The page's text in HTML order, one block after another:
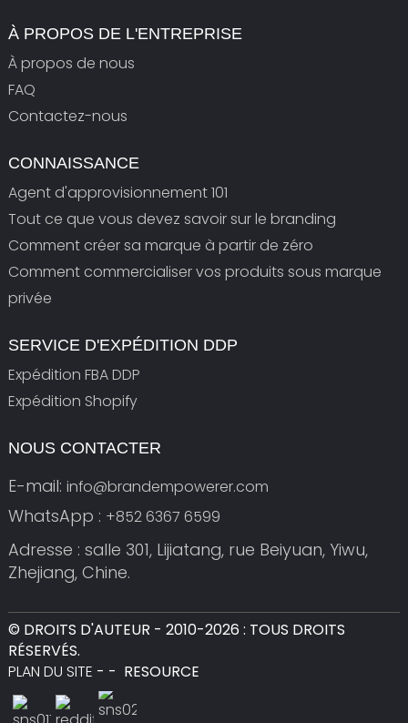
À PROPOS DE L'ENTREPRISE
À propos de nous
FAQ
Contactez-nous
CONNAISSANCE
Agent d'approvisionnement 101
Tout ce que vous devez savoir sur le branding
Comment créer sa marque à partir de zéro
Comment commercialiser vos produits sous marque
privée
SERVICE D'EXPÉDITION DDP
Expédition FBA DDP
Expédition Shopify
NOUS CONTACTER
E-mail: info@brandempowerer.com
WhatsApp : +852 6367 6599
Adresse : salle 301, Lijiatang, rue Beiyuan, Yiwu,
Zhejiang, Chine.
© DROITS D'AUTEUR - 2010-2026 : TOUS DROITS
RÉSERVÉS.
PLAN DU SITE - - RESOURCE